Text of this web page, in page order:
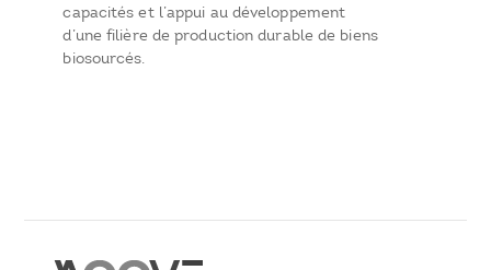
capacités et l’appui au développement
d’une filière de production durable de biens
biosourcés.